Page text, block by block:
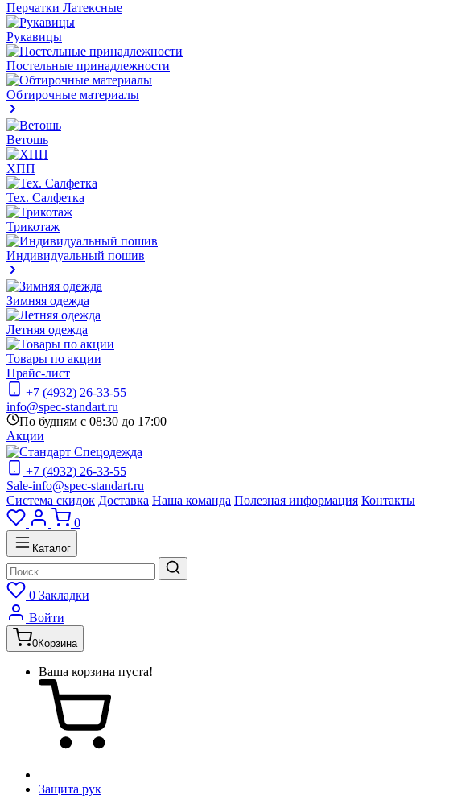
Перчатки Латексные
Рукавицы
Постельные принадлежности
Обтирочные материалы
Ветошь
ХПП
Тех. Салфетка
Трикотаж
Индивидуальный пошив
Зимняя одежда
Летняя одежда
Товары по акции
Прайс-лист
+7 (4932) 26-33-55
info@spec-standart.ru
По будням с 08:30 до 17:00
Акции
+7 (4932) 26-33-55
Sale-info@spec-standart.ru
Система скидок Доставка Наша команда Полезная информация Контакты
0
Каталог
0 Закладки
Войти
0Корзина
Ваша корзина пуста!
Защита рук